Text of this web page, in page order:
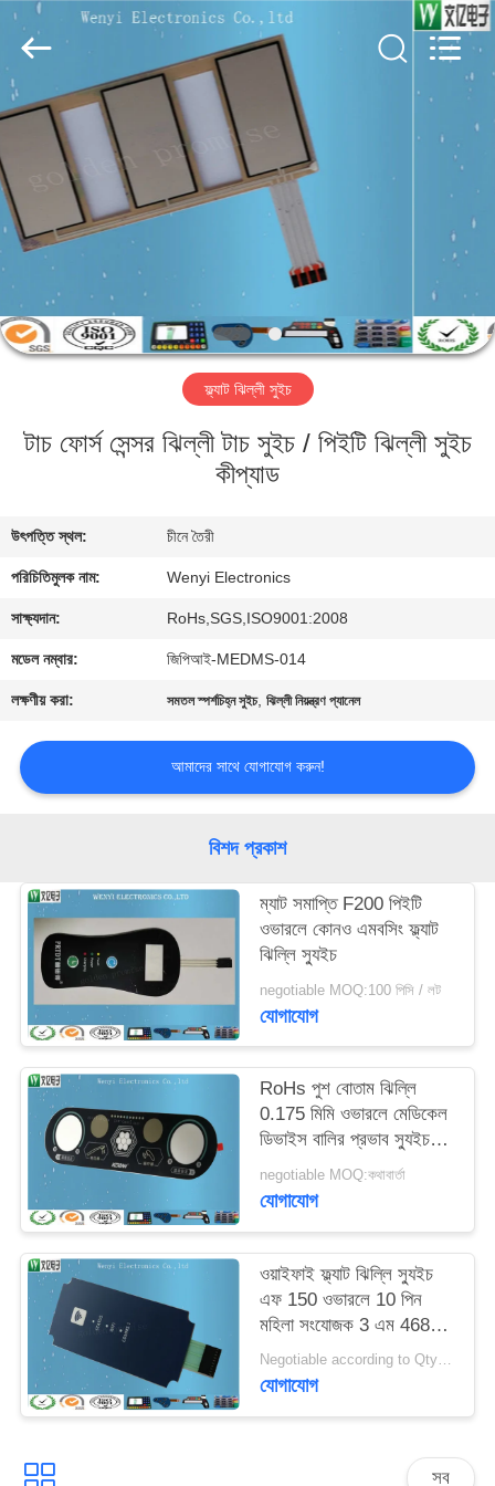
বাড়ি
পণ্য
আমাদের
সম্পর্কে
কারখানা
যোগাযোগ
করুন
উদ্ধৃতির
আবেদন
ম্যাপ
PRIVACY
POLICY
Jinyuanhang
Electronic
Technology
Co.,
All
Rights
Reserved.
ফ্ল্যাট ঝিল্লী সুইচ
টাচ ফোর্স সেন্সর ঝিল্লী টাচ সুইচ / পিইটি ঝিল্লী সুইচ
কীপ্যাড
উৎপত্তি স্থল: চীনে তৈরী
পরিচিতিমুলক নাম: Wenyi Electronics
সাক্ষ্যদান: RoHs,SGS,ISO9001:2008
মডেল নম্বার: জিপিআই-MEDMS-014
লক্ষণীয় করা: সমতল স্পর্শচিহ্ন সুইচ,ঝিল্লী নিয়ন্ত্রণ প্যানেল
আমাদের সাথে যোগাযোগ করুন!
বিশদ প্রকাশ
ম্যাট সমাপ্তি F200 পিইটি
ওভারলে কোনও এমবসিং ফ্ল্যাট
ঝিল্লি স্যুইচ
negotiable MOQ:100 পিসি / লট
যোগাযোগ
RoHs পুশ বোতাম ঝিল্লি
0.175 মিমি ওভারলে মেডিকেল
ডিভাইস বালির প্রভাব স্যুইচ
negotiable MOQ:কথাবার্তা
যোগাযোগ
ওয়াইফাই ফ্ল্যাট ঝিল্লি স্যুইচ
এফ 150 ওভারলে 10 পিন
মহিলা সংযোজক 3 এম 468
এমপি ব্যবহার করুন
Negotiable according to Qty forecast MOQ:বিনিমেয়
যোগাযোগ
সব